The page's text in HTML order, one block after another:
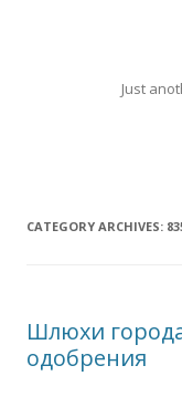
Just
CATEGORY ARCHIVES:
Шлюхи
одобрения